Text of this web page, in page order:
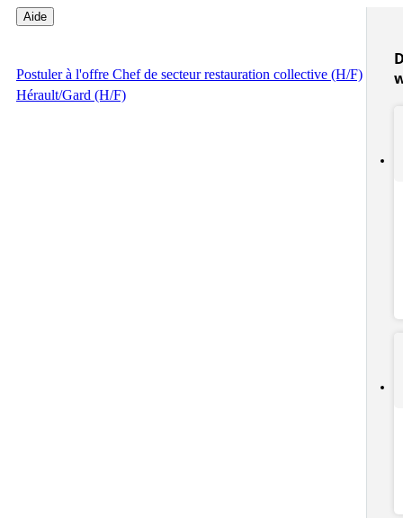
Aide
Postulerà l'offre Chef de secteur restauration collective (H/F)
Hérault/Gard (H/F)